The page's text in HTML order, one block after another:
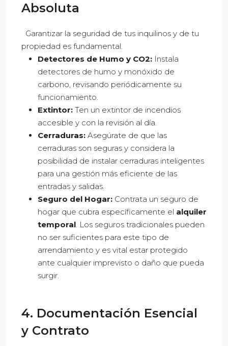
Absoluta
Garantizar la seguridad de tus inquilinos y de tu
propiedad es fundamental.
Detectores de Humo y CO2: Instala
detectores de humo y monóxido de
carbono, revisando periódicamente su
funcionamiento.
Extintor: Ten un extintor de incendios
accesible y con la revisión al día.
Cerraduras: Asegúrate de que las
cerraduras son seguras y considera la
posibilidad de instalar cerraduras inteligentes
para una gestión más eficiente de las
entradas y salidas.
Seguro del Hogar: Contrata un seguro de
hogar que cubra específicamente el alquiler
temporal. Los seguros tradicionales pueden
no ser suficientes para este tipo de
arrendamiento y es vital estar protegido
ante cualquier imprevisto o daño que pueda
surgir.
4. Documentación Esencial
y Contrato